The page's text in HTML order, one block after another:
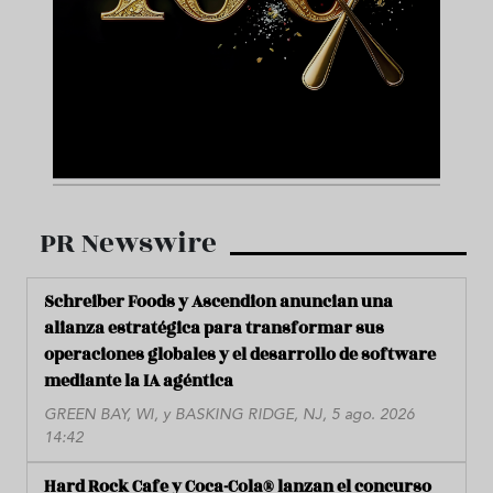
PR Newswire
Schreiber Foods y Ascendion anuncian una
alianza estratégica para transformar sus
operaciones globales y el desarrollo de software
mediante la IA agéntica
GREEN BAY, WI, y BASKING RIDGE, NJ, 5 ago. 2026
14:42
Hard Rock Cafe y Coca-Cola® lanzan el concurso